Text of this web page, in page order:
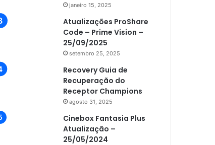
janeiro 15, 2025
Atualizações ProShare
Code – Prime Vision –
25/09/2025
setembro 25, 2025
Recovery Guia de
Recuperação do
Receptor Champions
agosto 31, 2025
Cinebox Fantasia Plus
Atualização –
25/05/2024